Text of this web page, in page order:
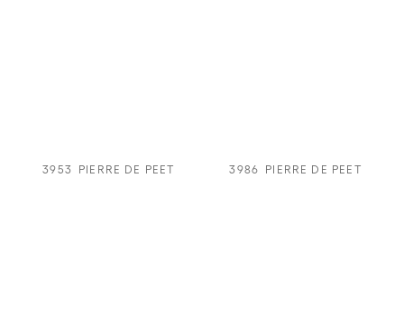
3953 PIERRE DE PEET 3986 PIERRE DE PEET